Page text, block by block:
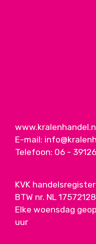
E-mail:
Telefoon: 06 -
KVK
BTW nr. NL
Elke woensdag
uur